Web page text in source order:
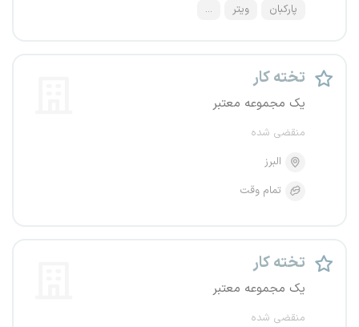
پارکبان ویتر ...
تخته کار
یک مجموعه معتبر
منقضی شده
البرز
تمام وقت
تخته کار
یک مجموعه معتبر
منقضی شده